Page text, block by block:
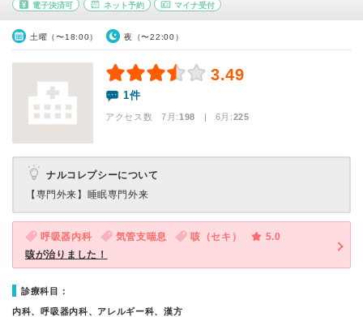
電子決済可 ネット予約 マイナ受付
土曜（〜18:00） 夜（〜22:00）
3.49
1件
アクセス数 7月:198 | 6月:225
ナルコレプシーについて
【専門外来】 睡眠専門外来
呼吸器内科 気管支喘息 咳（セキ）
5.0
咳が治りました！
診療科目：
内科、呼吸器内科、アレルギー科、漢方